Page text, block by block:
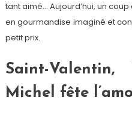
tant aimé… Aujourd’hui, un
en gourmandise imaginé et
petit prix.
Saint-
Michel fête